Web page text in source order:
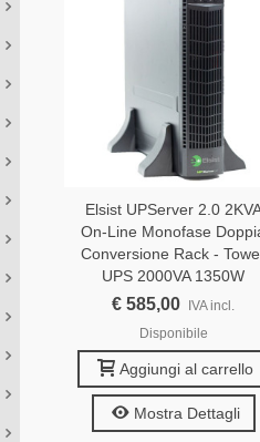
Elsist UPServer 2.0
On-Line Monofase
Conversione Rack -
UPS 2000VA 1350W
€ 585,00
IVA incl.
Disponibile
Aggiungi al carrello
Mostra Dettagli